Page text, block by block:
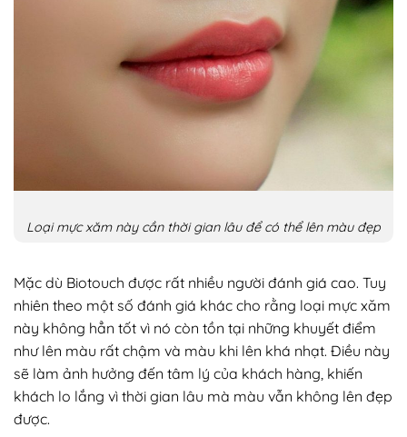
Loại mực xăm này cần thời gian lâu để có thể lên màu đẹp
Mặc dù Biotouch được rất nhiều người đánh giá cao. Tuy
nhiên theo một số đánh giá khác cho rằng loại mực xăm
này không hẳn tốt vì nó còn tồn tại những khuyết điểm
như lên màu rất chậm và màu khi lên khá nhạt. Điều này
sẽ làm ảnh hưởng đến tâm lý của khách hàng, khiến
khách lo lắng vì thời gian lâu mà màu vẫn không lên đẹp
được.